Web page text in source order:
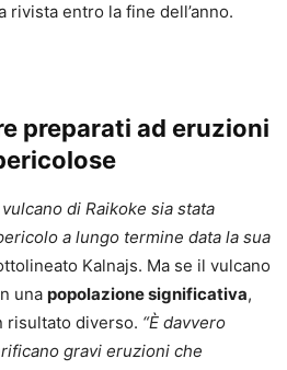
rivista entro la fine dell’anno.
preparati ad eruzioni
di Raikoke sia stata
a lungo termine data la sua
Kalnajs. Ma se il vulcano
una popolazione significativa,
risultato diverso. “È davvero
gravi eruzioni che